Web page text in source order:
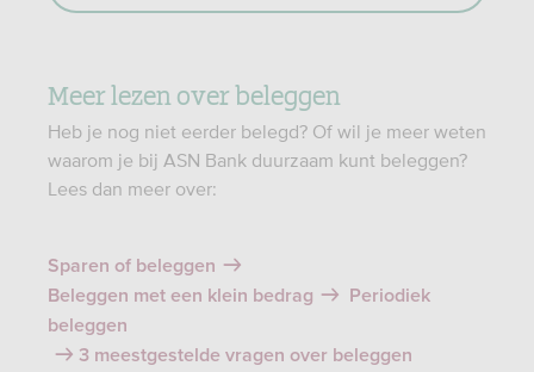
Meer lezen over beleggen
Heb je nog niet eerder belegd? Of wil je meer weten
waarom je bij ASN Bank duurzaam kunt beleggen?
Lees dan meer over:
Sparen of beleggen
Beleggen met een klein bedrag
Periodiek
beleggen
3 meestgestelde vragen over beleggen